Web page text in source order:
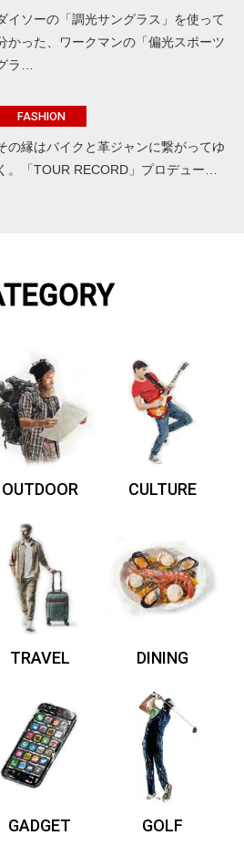
イソーの「調光サングラス」を使って
かった、ワークマンの「偏光スポーツ
ラ…
FASHION
の縁はバイクと革ジャンに繋がってゆ
。「TOUR RECORD」プロデュー…
OUTDOOR CULTURE
TRAVEL DINING
GADGET GOLF